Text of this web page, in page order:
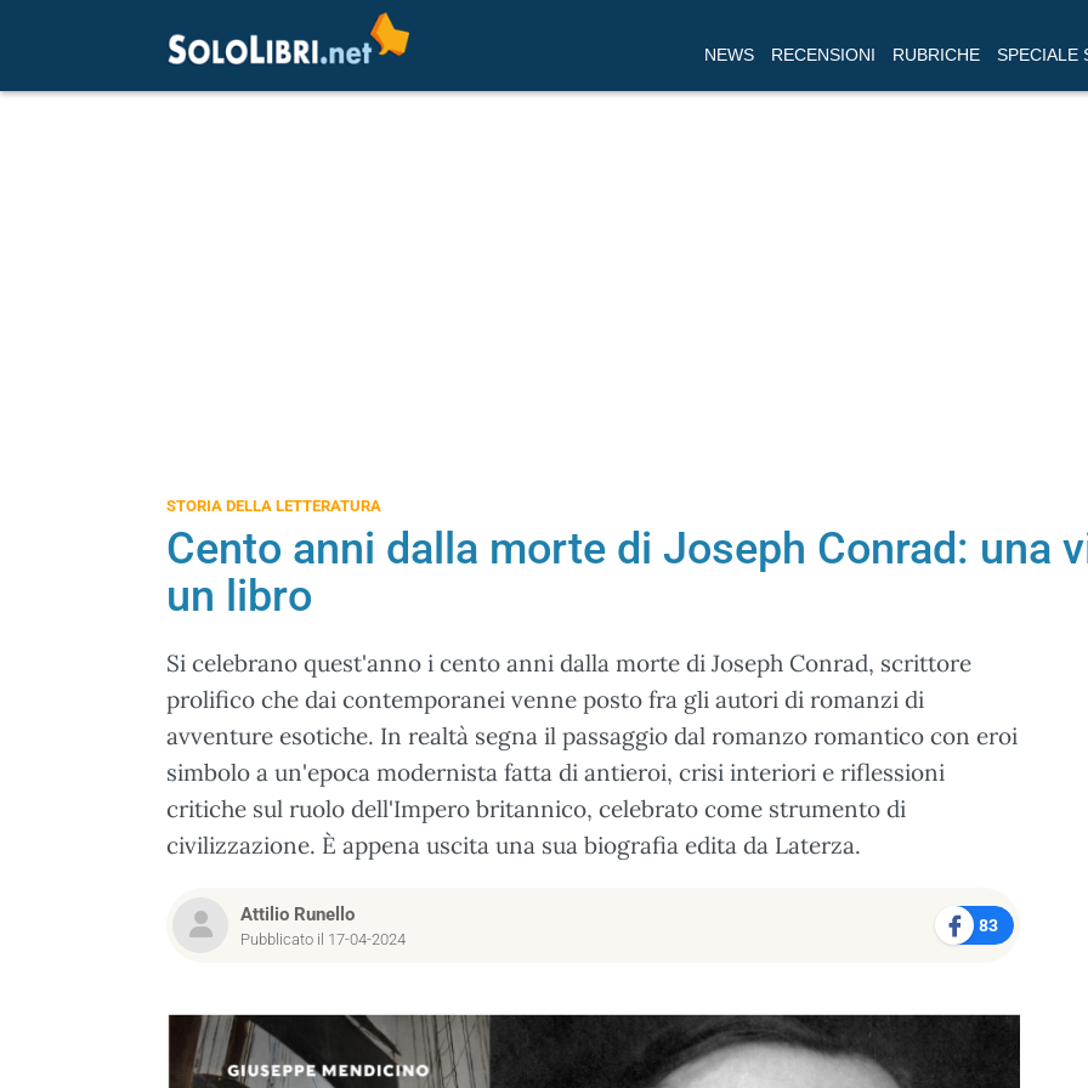
NEWS RECENSIONI RUBRICHE SPECIALE
STORIA DELLA LETTERATURA
Cento anni dalla morte di Joseph Conrad: una
un libro
Si celebrano quest'anno i cento anni dalla morte di Joseph Conrad, scrittore
prolifico che dai contemporanei venne posto fra gli autori di romanzi di
avventure esotiche. In realtà segna il passaggio dal romanzo romantico con eroi
simbolo a un'epoca modernista fatta di antieroi, crisi interiori e riflessioni
critiche sul ruolo dell'Impero britannico, celebrato come strumento di
civilizzazione. È appena uscita una sua biografia edita da Laterza.
Attilio Runello
Pubblicato il 17-04-2024
83